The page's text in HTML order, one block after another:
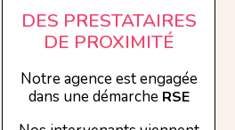
DES PRESTATAIRES
DE PROXIMITÉ
Notre agence est engagée
dans une démarche RSE